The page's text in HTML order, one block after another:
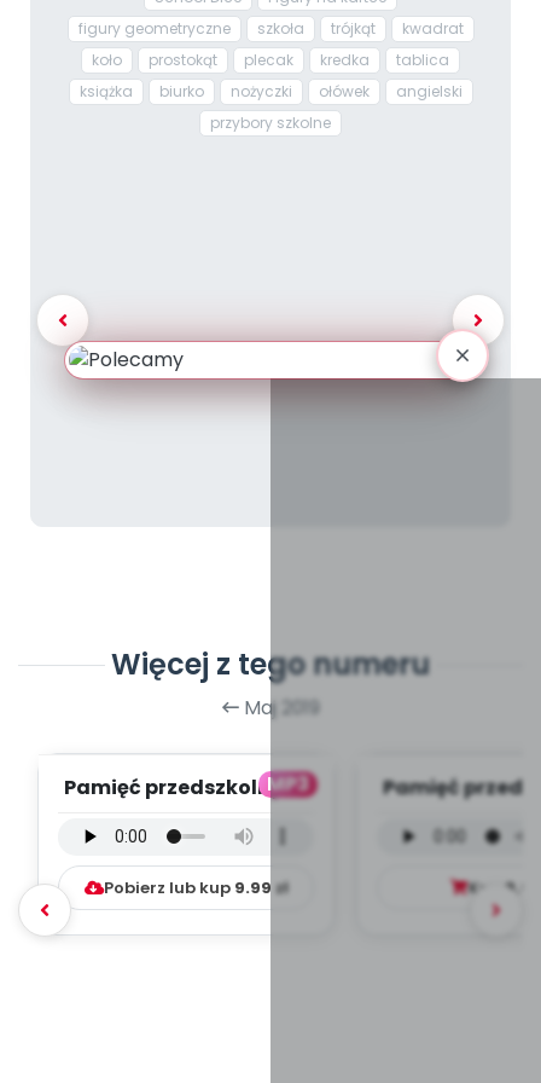
figury geometryczne
szkoła trójkąt
kwadrat
koło
prostokąt plecak kredka
tablica
książka
biurko nożyczki ołówek
angielski
przybory szkolne
Więcej z tego numeru
Maj 2019
MP3
Pamięć przedszkolnych
instrumentalna (PD, ...
Pobierz lub kup 9.99 zł
Pamięć
(PD,
Kup 9.99